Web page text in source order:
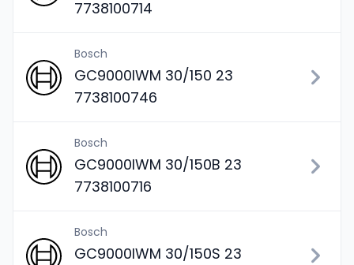
7738100714
Bosch
GC9000IWM 30/150 23
7738100746
Bosch
GC9000IWM 30/150B 23
7738100716
Bosch
GC9000IWM 30/150S 23